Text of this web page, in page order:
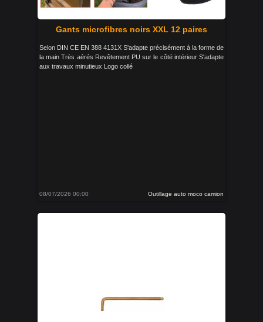
Gants microfibres noirs XXL 12 paires
Selon DIN CE EN 388 4131X S'adapte précisément à la forme de
la main Très aérés Revêtement PU sur le côté intérieur S'adapte
aux travaux minutieux Logo collé
08/07/2026 00:00 Outillage auto moco camion